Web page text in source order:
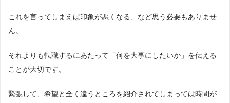
これを言ってしまえば印象が悪くなる、など思う必要もありませ
ん。
それよりも転職するにあたって「何を大事にしたいか」を伝える
ことが大切です。
緊張して、希望と全く違うところを紹介されてしまっては時間が